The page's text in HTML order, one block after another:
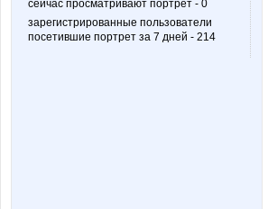
сейчас просматривают портрет - 0
зарегистрированные пользователи
посетившие портрет за 7 дней - 214